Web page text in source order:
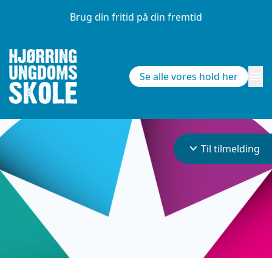
Brug din fritid på din fremtid
Se alle vores hold her
keyboard_arrow_down Til tilmelding